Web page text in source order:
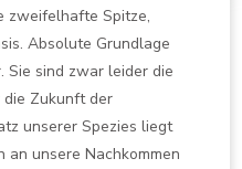
zweifelhafte Spitze,
Absolute Grundlage
Sie sind zwar leider die
Zukunft der
unserer Spezies liegt
an unsere Nachkommen